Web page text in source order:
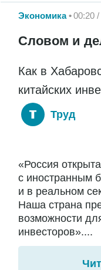
Экономика 00:20
Словом и
Как в
китайских
Труд
«Россия
с иностранным
и в реальном
Наша страна
возможности
инвесторов»....